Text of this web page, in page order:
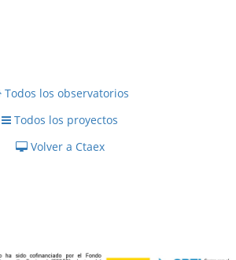
Todos los observatorios
Todos los proyectos
Volver a Ctaex